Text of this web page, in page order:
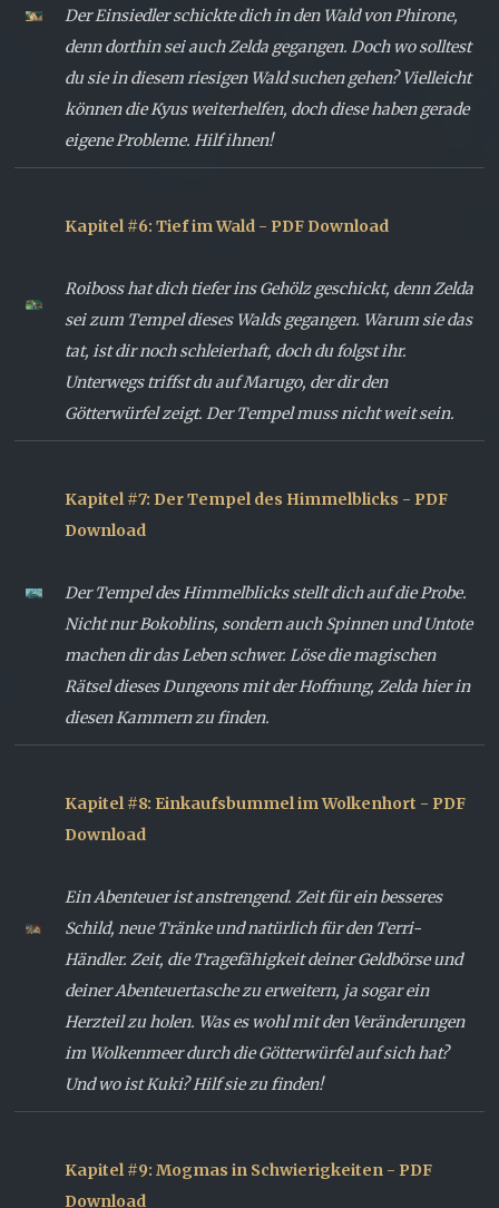
Der Einsiedler schickte dich in den Wald von Phirone,
denn dorthin sei auch Zelda gegangen. Doch wo solltest
du sie in diesem riesigen Wald suchen gehen? Vielleicht
können die Kyus weiterhelfen, doch diese haben gerade
eigene Probleme. Hilf ihnen!
Kapitel #6: Tief im Wald - PDF Download
Roiboss hat dich tiefer ins Gehölz geschickt, denn Zelda
sei zum Tempel dieses Walds gegangen. Warum sie das
tat, ist dir noch schleierhaft, doch du folgst ihr.
Unterwegs triffst du auf Marugo, der dir den
Götterwürfel zeigt. Der Tempel muss nicht weit sein.
Kapitel #7: Der Tempel des Himmelblicks - PDF
Download
Der Tempel des Himmelblicks stellt dich auf die Probe.
Nicht nur Bokoblins, sondern auch Spinnen und Untote
machen dir das Leben schwer. Löse die magischen
Rätsel dieses Dungeons mit der Hoffnung, Zelda hier in
diesen Kammern zu finden.
Kapitel #8: Einkaufsbummel im Wolkenhort - PDF
Download
Ein Abenteuer ist anstrengend. Zeit für ein besseres
Schild, neue Tränke und natürlich für den Terri-
Händler. Zeit, die Tragefähigkeit deiner Geldbörse und
deiner Abenteuertasche zu erweitern, ja sogar ein
Herzteil zu holen. Was es wohl mit den Veränderungen
im Wolkenmeer durch die Götterwürfel auf sich hat?
Und wo ist Kuki? Hilf sie zu finden!
Kapitel #9: Mogmas in Schwierigkeiten - PDF
Download